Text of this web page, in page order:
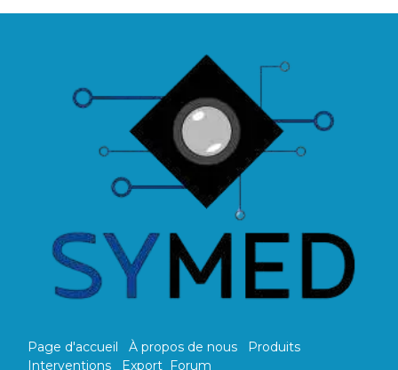
Page d'accueil À propos de nous
Produits
Interventions
Export Forum